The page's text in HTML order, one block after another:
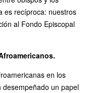
es recíproca: nuestros
al Fondo Episcopal
en los
desempeñado un papel